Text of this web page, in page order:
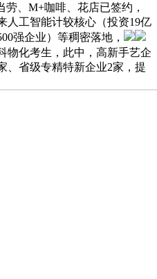
、M+咖啡、花店已签约，
人工智能计较核心（投资19亿
强企业）等稠密落地，
物化考生，此中，高新手艺企
、省级专精特新企业2家，提